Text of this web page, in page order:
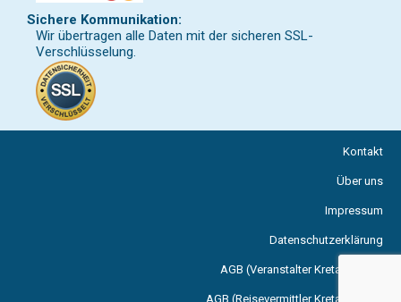
Sichere Kommunikation:
Wir übertragen alle Daten mit der sicheren SSL-
Verschlüsselung.
Kontakt
Über uns
Impressum
Datenschutzerklärung
AGB (Veranstalter Kreta Reisen)
AGB (Reisevermittler Kreta Reisen)